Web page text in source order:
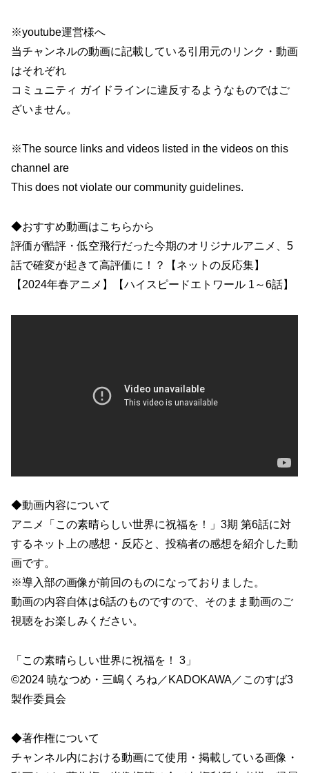
※youtube運営様へ
当チャンネルの動画に記載している引用元のリンク・動画
はそれぞれ
コミュニティ ガイドラインに違反するようなものではご
ざいません。
※The source links and videos listed in the videos on this
channel are
This does not violate our community guidelines.
◆おすすめ動画はこちらから
評価が酷評・低空飛行だった今期のオリジナルアニメ、5
話で確変が起きて高評価に！？【ネットの反応集】
【2024年春アニメ】【ハイスピードエトワール 1～6話】
◆動画内容について
アニメ「この素晴らしい世界に祝福を！」3期 第6話に対
するネット上の感想・反応と、投稿者の感想を紹介した動
画です。
※導入部の画像が前回のものになっておりました。
動画の内容自体は6話のものですので、そのまま動画のご
視聴をお楽しみください。
「この素晴らしい世界に祝福を！ 3」
©2024 暁なつめ・三嶋くろね／KADOKAWA／このすば3
製作委員会
◆著作権について
チャンネル内における動画にて使用・掲載している画像・